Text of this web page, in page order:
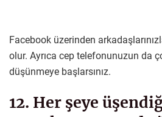
Facebook üzerinden
olur. Ayrıca cep telefonunuzun da
düşünmeye başlarsınız.
12. Her şeye